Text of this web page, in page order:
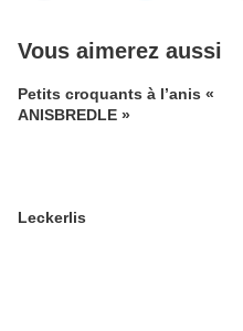
Vous aimerez aussi
Petits croquants à l’anis «
ANISBREDLE »
Leckerlis